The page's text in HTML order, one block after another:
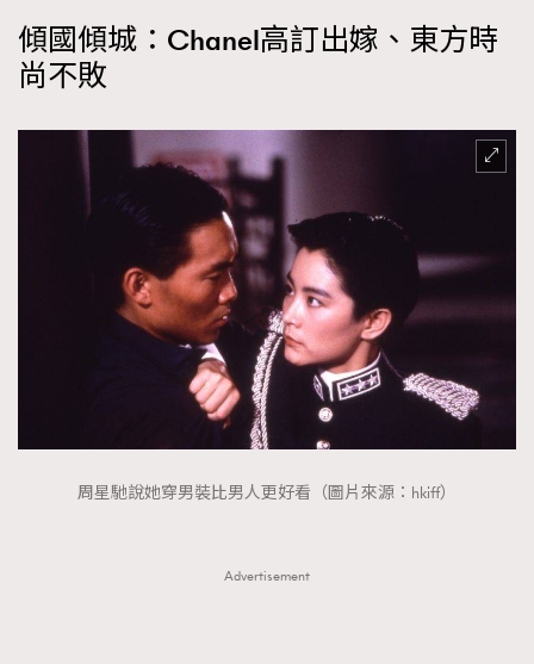
傾國傾城：Chanel高訂出嫁、東方時
尚不敗
周星馳說她穿男裝比男人更好看（圖片來源：hkiff）
Advertisement